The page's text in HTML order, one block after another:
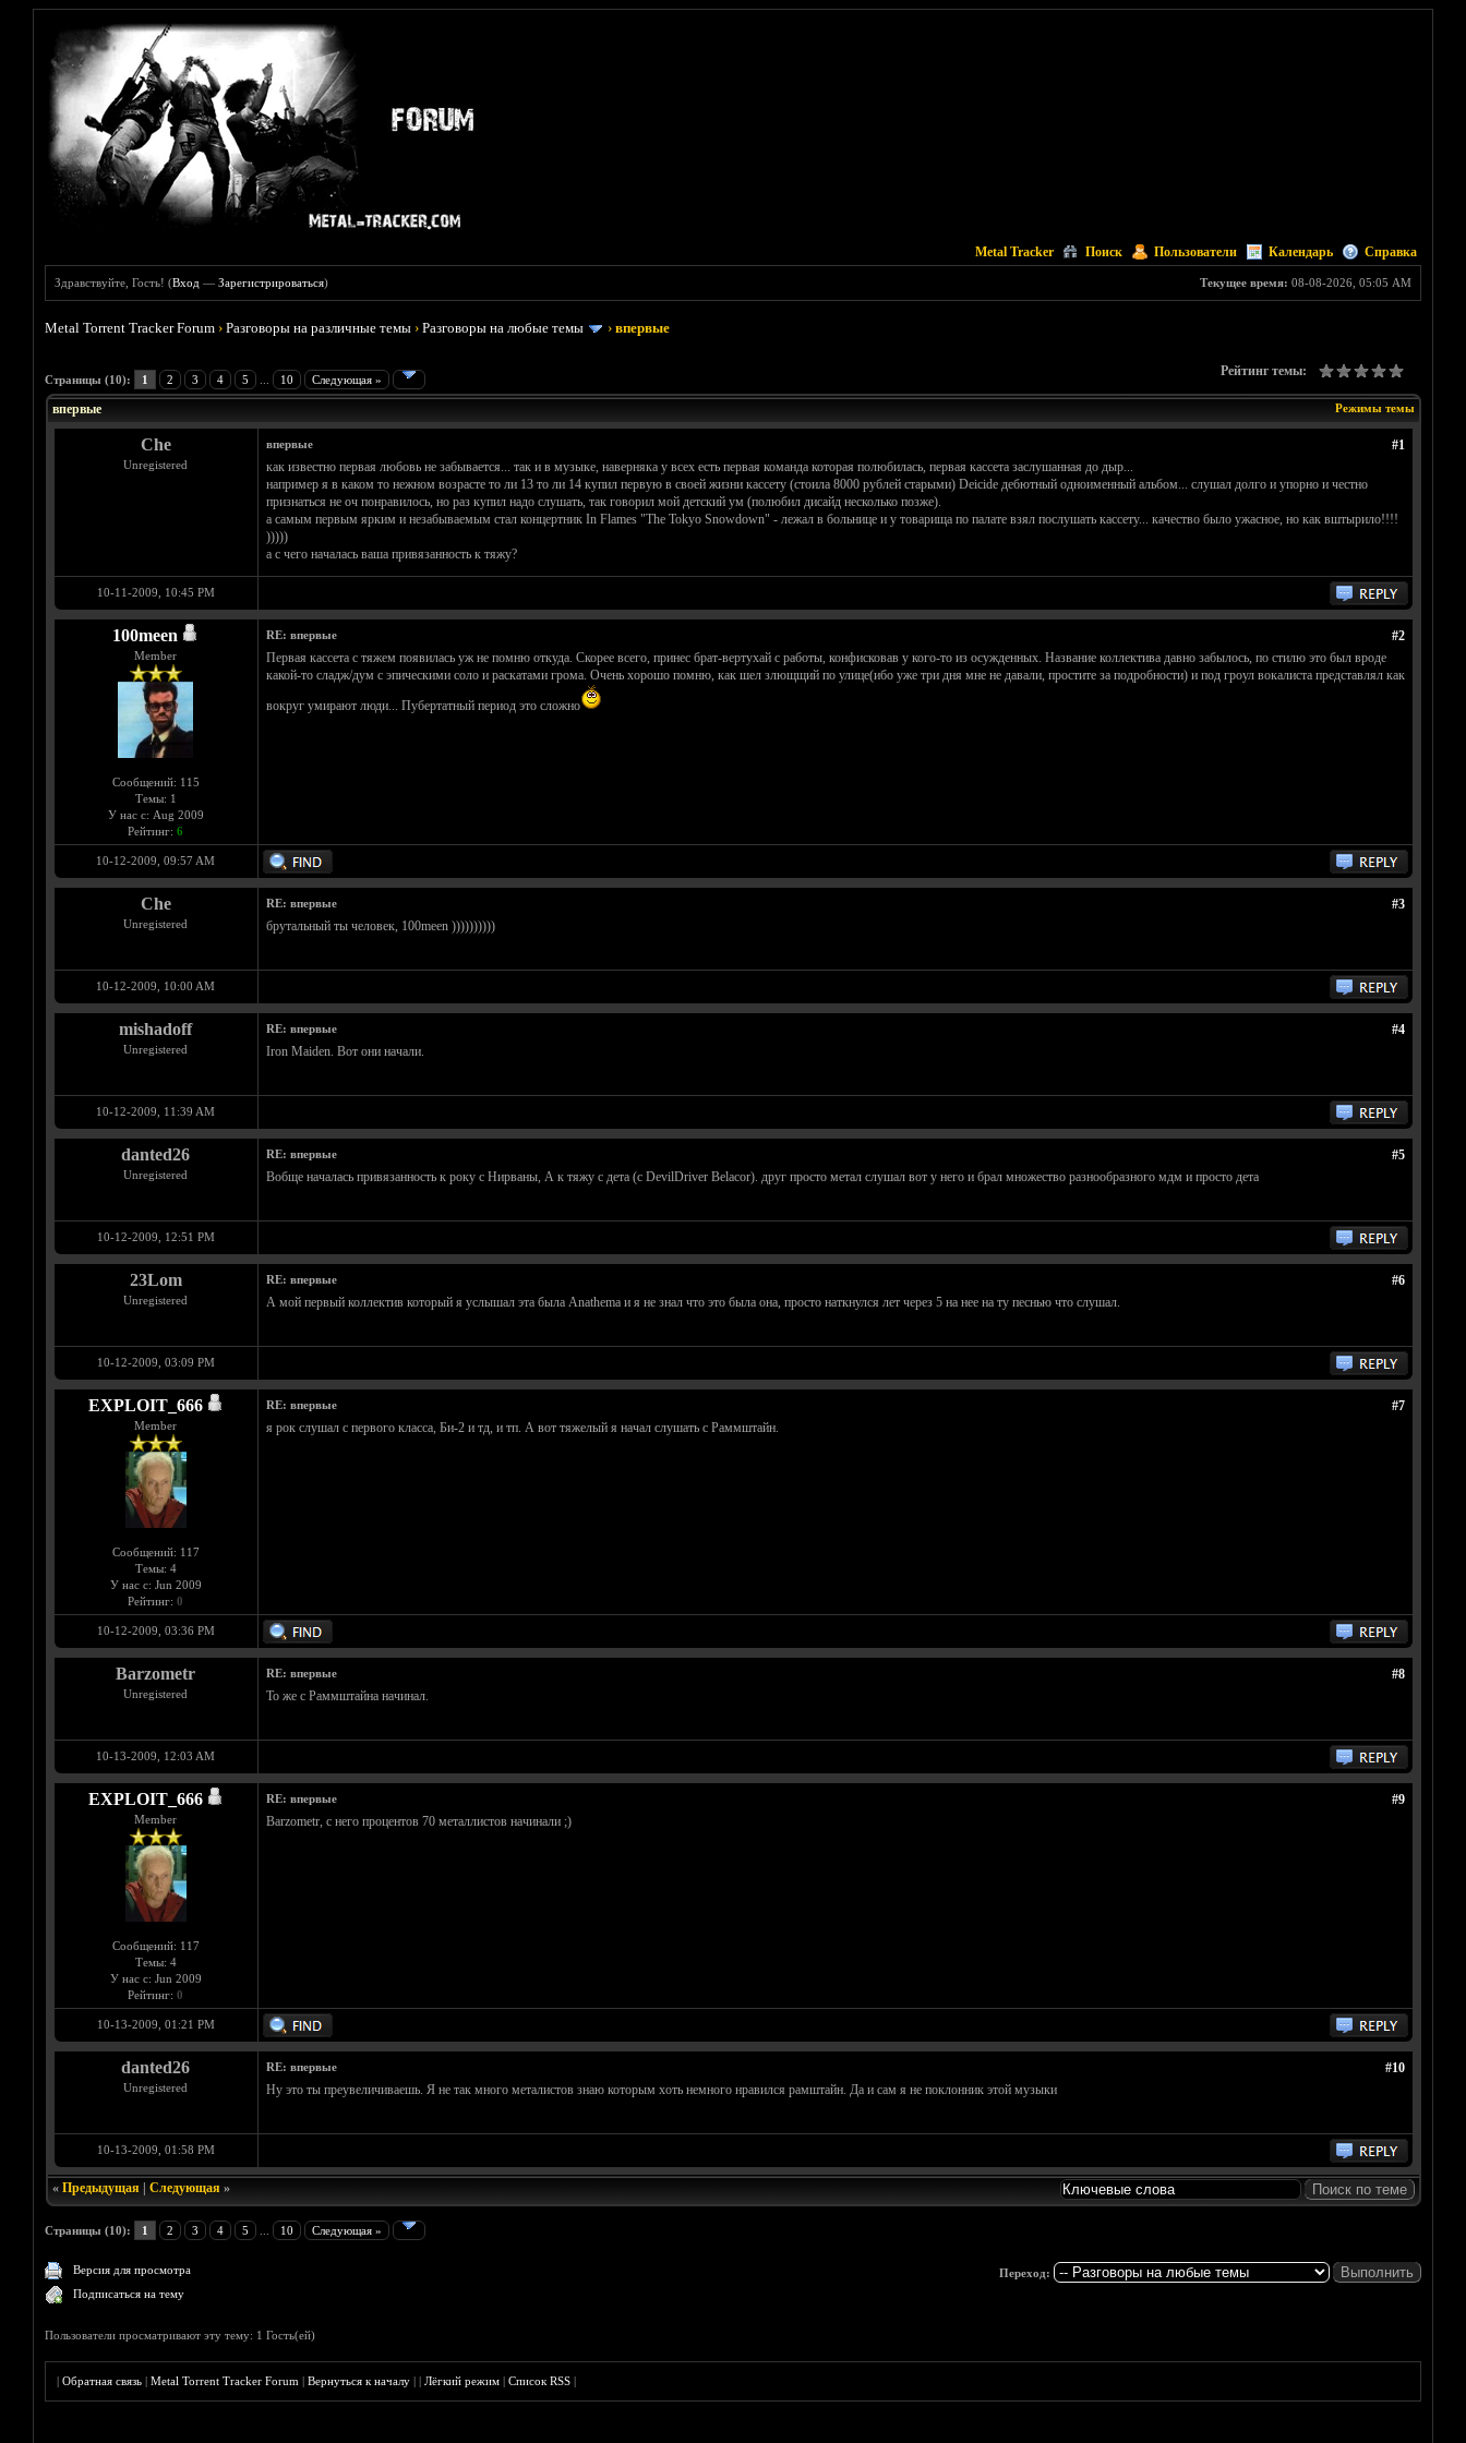
Metal Tracker Поиск Пользователи Календарь Справка
Текущее время: 08-08-2026, 05:05 AM
Здравствуйте, Гость! (Вход —Зарегистрироваться)
Metal Torrent Tracker Forum ›Разговоры на различные темы ›Разговоры на любые темы ›впервые
Страницы (10): 1 2 3 4 5 10 Следующая »
Рейтинг темы:
Голосов: 0 - Средняя оценка: 0
1
2
3
4
5
Режимы темы
впервые
Che
Unregistered
#1
впервые
как известно первая любовь не забывается... так и в музыке, наверняка у всех есть первая команда которая полюбилась, первая кассета заслушанная до дыр...
например я в каком то нежном возрасте то ли 13 то ли 14 купил первую в своей жизни кассету (стоила 8000 рублей старыми) Deicide дебютный одноименный альбом... слушал долго и упорно и честно
признаться не оч понравилось, но раз купил надо слушать, так говорил мой детский ум (полюбил дисайд несколько позже).
а самым первым ярким и незабываемым стал концертник In Flames "The Tokyo Snowdown" - лежал в больнице и у товарища по палате взял послушать кассету... качество было ужасное, но как вштырило!!!!
)))))
а с чего началась ваша привязанность к тяжу?
10-11-2009, 10:45 PM
100meen
Member
Сообщений: 115
Темы: 1
У нас с: Aug 2009
Рейтинг: 6
#2
RE: впервые
Первая кассета с тяжем появилась уж не помню откуда. Скорее всего, принес брат-вертухай с работы, конфисковав у кого-то из осужденных. Название коллектива давно забылось, по стилю это был вроде
какой-то сладж/дум с эпическими соло и раскатами грома. Очень хорошо помню, как шел злющщий по улице(ибо уже три дня мне не давали, простите за подробности) и под гроул вокалиста представлял как
вокруг умирают люди... Пубертатный период это сложно
10-12-2009, 09:57 AM
Che
Unregistered
#3
RE: впервые
брутальный ты человек, 100meen ))))))))))
10-12-2009, 10:00 AM
mishadoff
Unregistered
#4
RE: впервые
Iron Maiden. Вот они начали.
10-12-2009, 11:39 AM
danted26
Unregistered
#5
RE: впервые
Вобще началась привязанность к року с Нирваны, А к тяжу с дета (с DevilDriver Belacor). друг просто метал слушал вот у него и брал множество разнообразного мдм и просто дета
10-12-2009, 12:51 PM
23Lom
Unregistered
#6
RE: впервые
А мой первый коллектив который я услышал эта была Anathema и я не знал что это была она, просто наткнулся лет через 5 на нее на ту песнью что слушал.
10-12-2009, 03:09 PM
EXPLOIT_666
Member
Сообщений: 117
Темы: 4
У нас с: Jun 2009
Рейтинг: 0
#7
RE: впервые
я рок слушал с первого класса, Би-2 и тд, и тп. А вот тяжелый я начал слушать с Раммштайн.
10-12-2009, 03:36 PM
Barzometr
Unregistered
#8
RE: впервые
То же с Раммштайна начинал.
10-13-2009, 12:03 AM
EXPLOIT_666
Member
Сообщений: 117
Темы: 4
У нас с: Jun 2009
Рейтинг: 0
#9
RE: впервые
Barzometr, с него процентов 70 металлистов начинали ;)
10-13-2009, 01:21 PM
danted26
Unregistered
#10
RE: впервые
Ну это ты преувеличиваешь. Я не так много металистов знаю которым хоть немного нравился рамштайн. Да и сам я не поклонник этой музыки
10-13-2009, 01:58 PM
« Предыдущая| Следующая»
Страницы (10): 1 2 3 4 5 10 Следующая »
Версия для просмотра
Подписаться на тему
Переход:
Пользователи просматривают эту тему: 1 Гость(ей)
|Обратная связь |Metal Torrent Tracker Forum |Вернуться к началу ||Лёгкий режим |Список RSS |